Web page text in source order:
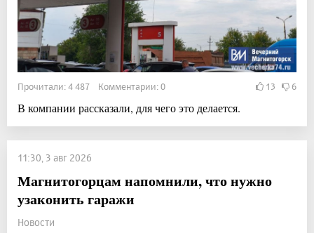
Прочитали: 4 487 Комментарии: 0 13 6
В компании рассказали, для чего это делается.
11:30, 3 авг 2026
Магнитогорцам напомнили, что нужно
узаконить гаражи
Новости